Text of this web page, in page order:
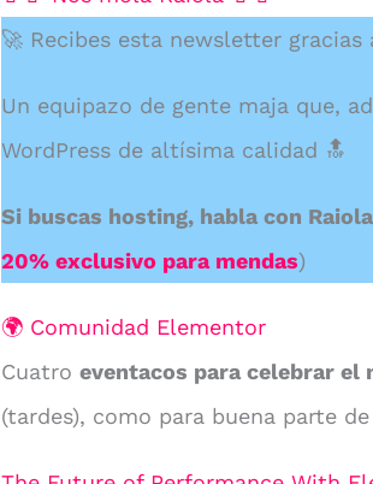
🚀 Recibes esta newsletter gracias
Un equipazo de gente maja que,
WordPress de altísima calidad 🔝
Si buscas hosting, habla con Raiola
20% exclusivo para mendas)
🌍 Comunidad Elementor
Cuatro eventacos para celebrar el
(tardes), como para buena parte